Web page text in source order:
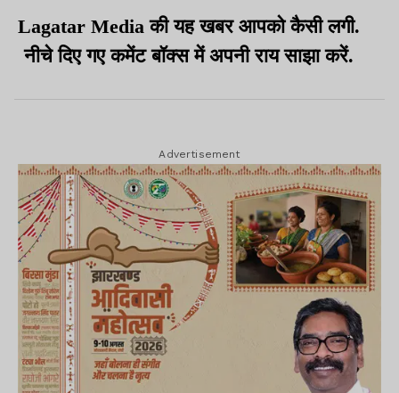
Lagatar Media की यह खबर आपको कैसी लगी.
नीचे दिए गए कमेंट बॉक्स में अपनी राय साझा करें.
Advertisement